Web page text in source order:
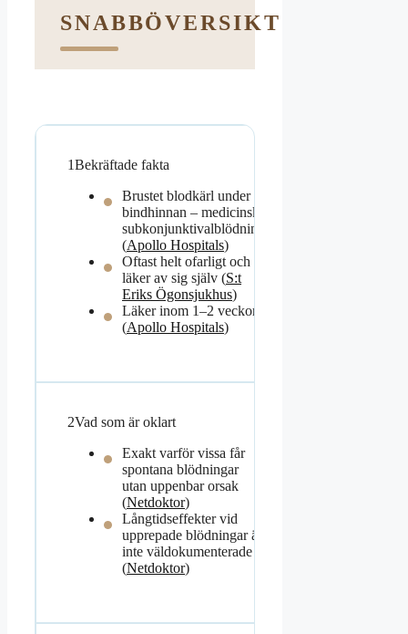
SNABBÖVERSIKT
1Bekräftade fakta
Brustet blodkärl under
bindhinnan – medicinskt
subkonjunktivalblödning
(Apollo Hospitals)
Oftast helt ofarligt och
läker av sig själv (S:t
Eriks Ögonsjukhus)
Läker inom 1–2 veckor
(Apollo Hospitals)
2Vad som är oklart
Exakt varför vissa får
spontana blödningar
utan uppenbar orsak
(Netdoktor)
Långtidseffekter vid
upprepade blödningar är
inte väldokumenterade
(Netdoktor)